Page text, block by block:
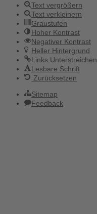
Text vergrößern
Text verkleinern
Graustufen
Hoher Kontrast
Negativer Kontrast
Heller Hintergrund
Links Unterstreichen
Lesbare Schrift
Zurücksetzen
Sitemap
Feedback